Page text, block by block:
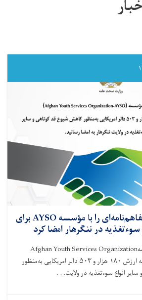
وزارت صحت‌عامه تفاهم‌نامه‌ای را با مؤسسه AYSO برای
در ننگرهار امضا کرد
Afghan Youth Services Organization
ارزش ۱۸۰ هزار و۵۰۳ دالر امریکایی به‌منظور
انواع سوءتغذیه در ولایت. . .